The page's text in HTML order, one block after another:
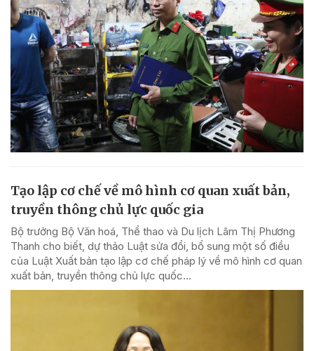
Tạo lập cơ chế về mô hình cơ quan xuất bản,
truyền thông chủ lực quốc gia
Bộ trưởng Bộ Văn hoá, Thể thao và Du lịch Lâm Thị Phương
Thanh cho biết, dự thảo Luật sửa đổi, bổ sung một số điều
của Luật Xuất bản tạo lập cơ chế pháp lý về mô hình cơ quan
xuất bản, truyền thông chủ lực quốc...